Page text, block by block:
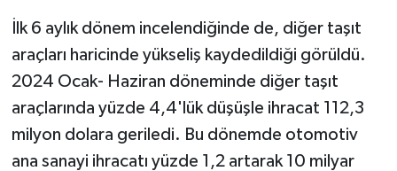
İlk 6 aylık dönem incelendiğinde de, diğer taşıt
araçları haricinde yükseliş kaydedildiği görüldü.
2024 Ocak- Haziran döneminde diğer taşıt
araçlarında yüzde 4,4'lük düşüşle ihracat 112,3
milyon dolara geriledi. Bu dönemde otomotiv
ana sanayi ihracatı yüzde 1,2 artarak 10 milyar